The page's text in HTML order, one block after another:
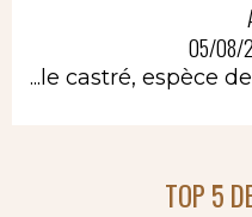
05/08/
...le castré, espèce
TOP 5